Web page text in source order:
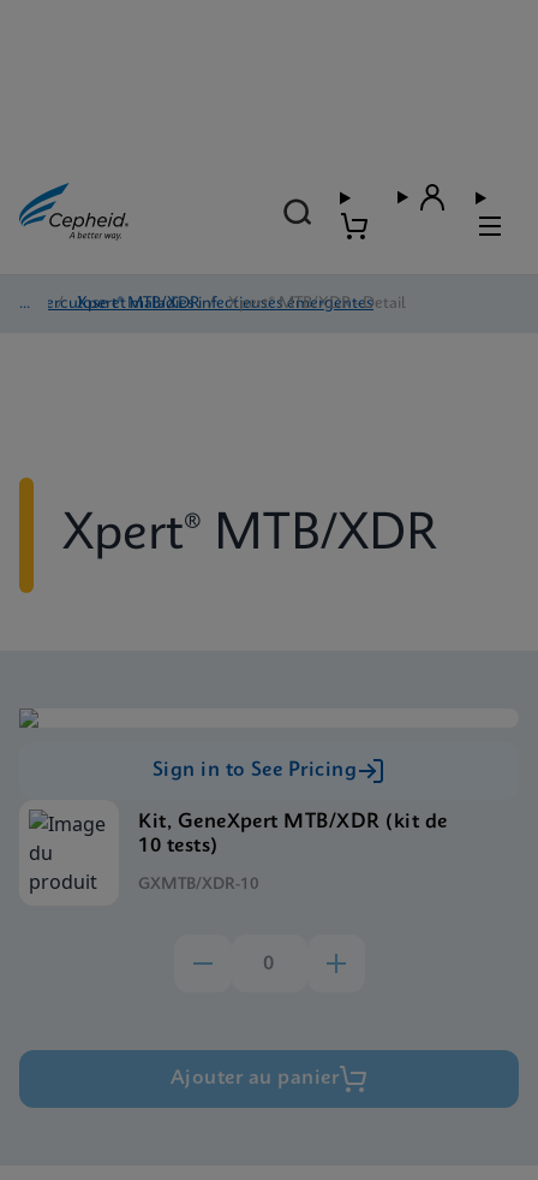
Tuberculose et maladies infectieuses émergentes
/ Xpert® MTB/XDR / Xpert® MTB/XDR - Detail
Xpert® MTB/XDR
Sign in to See Pricing
Kit, GeneXpert MTB/XDR (kit de
10 tests)
GXMTB/XDR-10
Ajouter au panier